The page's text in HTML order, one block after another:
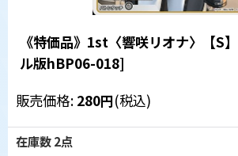
《特価品》1st〈響咲リオナ〉【S】
ル版hBP06-018]
販売価格: 280円(税込)
在庫数 2点